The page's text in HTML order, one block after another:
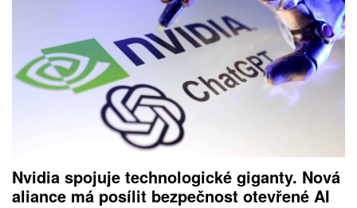
Nvidia spojuje technologické giganty. Nová
aliance má posílit bezpečnost otevřené AI